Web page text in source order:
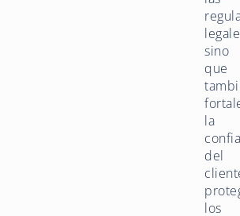
sino
que
la
del
los